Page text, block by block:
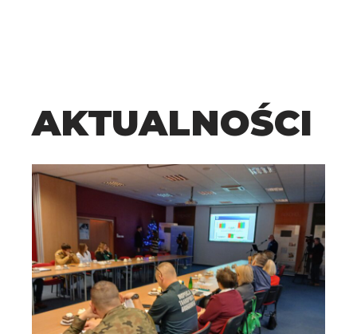
AKTUALNOŚCI